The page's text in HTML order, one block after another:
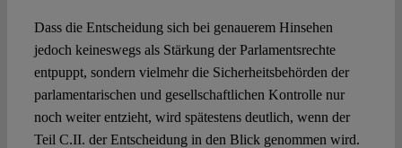
Dass die Entscheidung sich bei genauerem Hinsehen
jedoch keineswegs als Stärkung der Parlamentsrechte
entpuppt, sondern vielmehr die Sicherheitsbehörden der
parlamentarischen und gesellschaftlichen Kontrolle nur
noch weiter entzieht, wird spätestens deutlich, wenn der
Teil C.II. der Entscheidung in den Blick genommen wird.